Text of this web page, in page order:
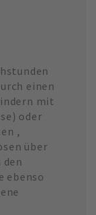
einen
mit
oder
,
über
ebenso